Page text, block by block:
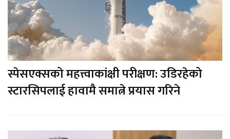
स्पेसएक्सको महत्त्वाकांक्षी परीक्षण: उडिरहेको
स्टारसिपलाई हावामै समात्ने प्रयास गरिने